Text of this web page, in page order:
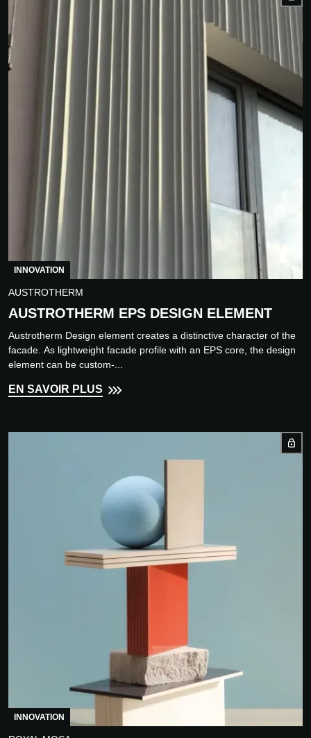
INNOVATION
AUSTROTHERM
AUSTROTHERM EPS DESIGN ELEMENT
Austrotherm Design element creates a distinctive character of the
facade. As lightweight facade profile with an EPS core, the design
element can be custom-...
EN SAVOIR PLUS
INNOVATION